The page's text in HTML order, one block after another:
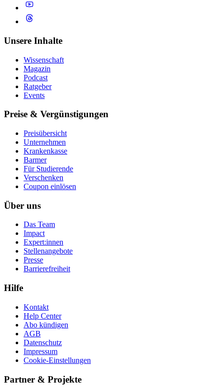
Unsere Inhalte
Wissenschaft
Magazin
Podcast
Ratgeber
Events
Preise & Vergünstigungen
Preisübersicht
Unternehmen
Krankenkasse
Barmer
Für Studierende
Ver­schen­ken
Coupon einlösen
Über uns
Das Team
Impact
Expert:innen
Stellenangebote
Presse
Barrierefreiheit
Hilfe
Kontakt
Help Center
Abo kündigen
AGB
Datenschutz
Impressum
Cookie-Einstellungen
Partner & Projekte